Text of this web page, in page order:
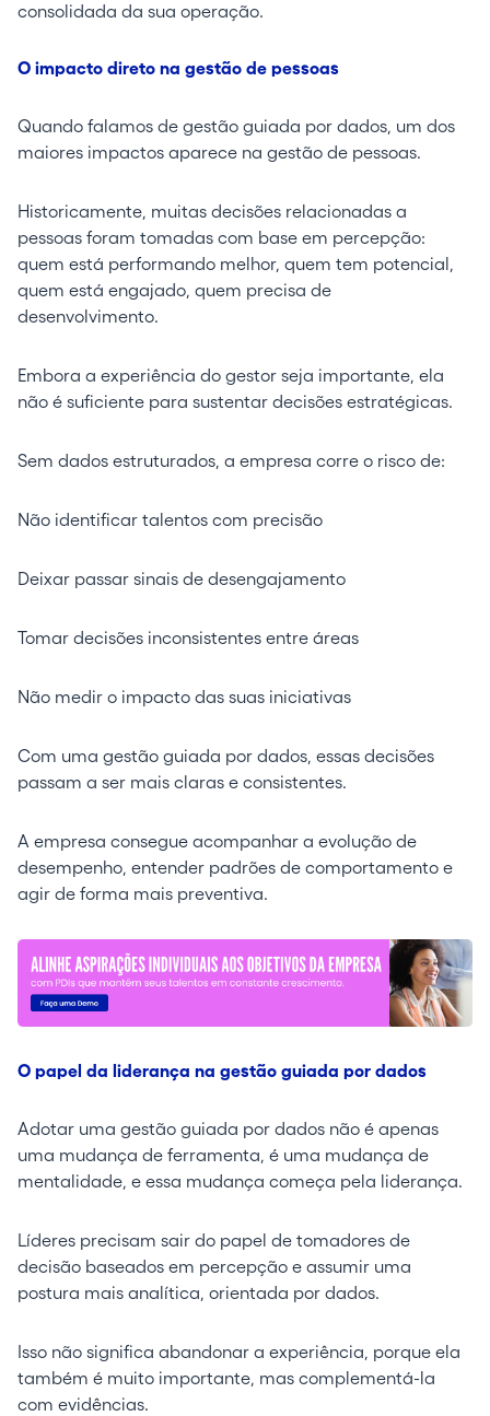
consolidada da sua operação.
O impacto direto na gestão de pessoas
Quando falamos de gestão guiada por dados, um dos
maiores impactos aparece na gestão de pessoas.
Historicamente, muitas decisões relacionadas a
pessoas foram tomadas com base em percepção:
quem está performando melhor, quem tem potencial,
quem está engajado, quem precisa de
desenvolvimento.
Embora a experiência do gestor seja importante, ela
não é suficiente para sustentar decisões estratégicas.
Sem dados estruturados, a empresa corre o risco de:
Não identificar talentos com precisão
Deixar passar sinais de desengajamento
Tomar decisões inconsistentes entre áreas
Não medir o impacto das suas iniciativas
Com uma gestão guiada por dados, essas decisões
passam a ser mais claras e consistentes.
A empresa consegue acompanhar a evolução de
desempenho, entender padrões de comportamento e
agir de forma mais preventiva.
O papel da liderança na gestão guiada por dados
Adotar uma gestão guiada por dados não é apenas
uma mudança de ferramenta, é uma mudança de
mentalidade, e essa mudança começa pela liderança.
Líderes precisam sair do papel de tomadores de
decisão baseados em percepção e assumir uma
postura mais analítica, orientada por dados.
Isso não significa abandonar a experiência, porque ela
também é muito importante, mas complementá-la
com evidências.